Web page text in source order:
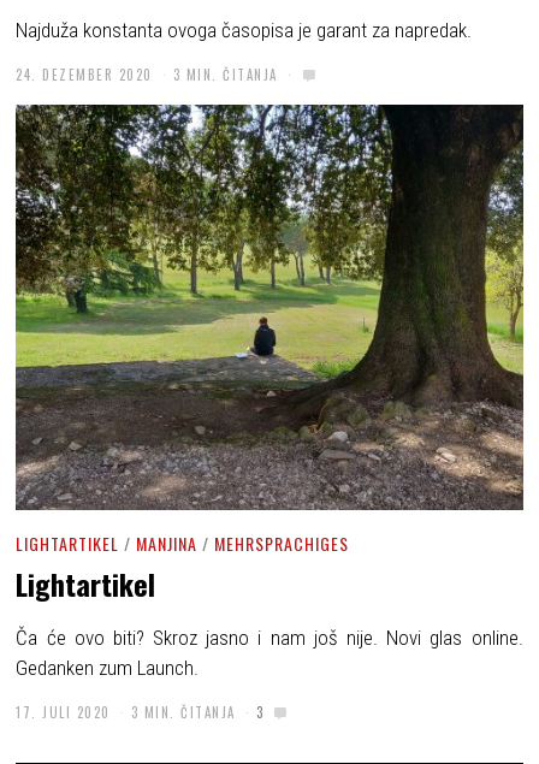
Najduža konstanta ovoga časopisa je garant za napredak.
24. DEZEMBER 2020 3 MIN. ČITANJA
LIGHTARTIKEL / MANJINA / MEHRSPRACHIGES
Lightartikel
Ča će ovo biti? Skroz jasno i nam još nije. Novi glas online.
Gedanken zum Launch.
17. JULI 2020 3 MIN. ČITANJA 3